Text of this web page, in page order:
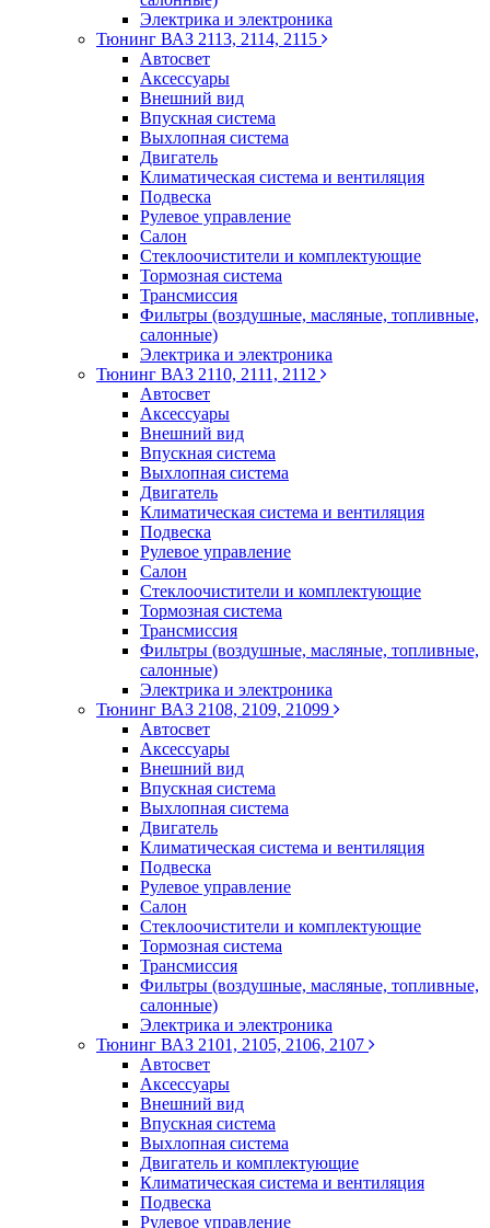
Электрика и электроника
Тюнинг ВАЗ 2113, 2114, 2115
Автосвет
Аксессуары
Внешний вид
Впускная система
Выхлопная система
Двигатель
Климатическая система и вентиляция
Подвеска
Рулевое управление
Салон
Стеклоочистители и комплектующие
Тормозная система
Трансмиссия
Фильтры (воздушные, масляные, топливные,
салонные)
Электрика и электроника
Тюнинг ВАЗ 2110, 2111, 2112
Автосвет
Аксессуары
Внешний вид
Впускная система
Выхлопная система
Двигатель
Климатическая система и вентиляция
Подвеска
Рулевое управление
Салон
Стеклоочистители и комплектующие
Тормозная система
Трансмиссия
Фильтры (воздушные, масляные, топливные,
салонные)
Электрика и электроника
Тюнинг ВАЗ 2108, 2109, 21099
Автосвет
Аксессуары
Внешний вид
Впускная система
Выхлопная система
Двигатель
Климатическая система и вентиляция
Подвеска
Рулевое управление
Салон
Стеклоочистители и комплектующие
Тормозная система
Трансмиссия
Фильтры (воздушные, масляные, топливные,
салонные)
Электрика и электроника
Тюнинг ВАЗ 2101, 2105, 2106, 2107
Автосвет
Аксессуары
Внешний вид
Впускная система
Выхлопная система
Двигатель и комплектующие
Климатическая система и вентиляция
Подвеска
Рулевое управление